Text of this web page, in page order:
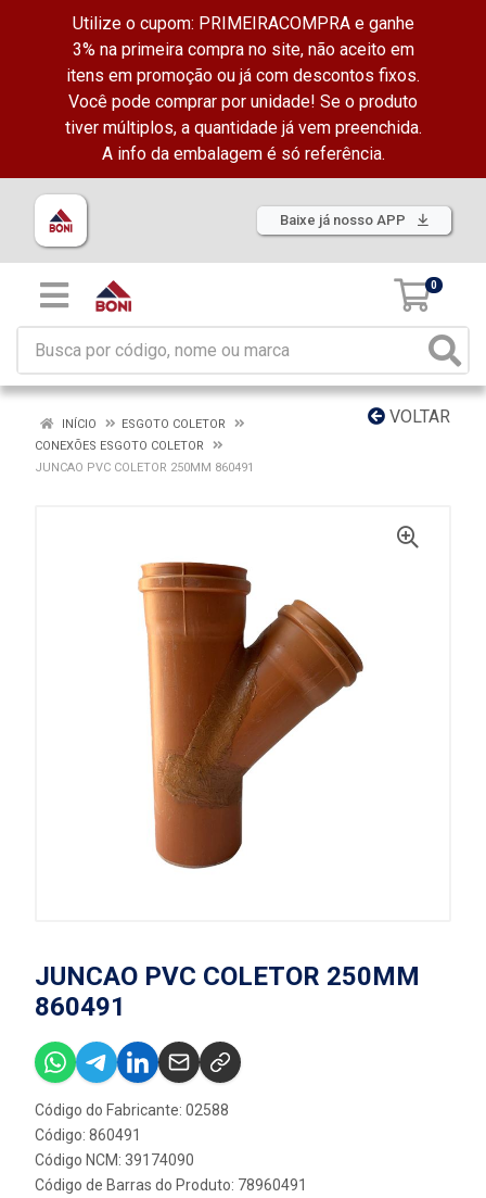
Utilize o cupom: PRIMEIRACOMPRA e ganhe
3% na primeira compra no site, não aceito em
itens em promoção ou já com descontos fixos.
Você pode comprar por unidade! Se o produto
tiver múltiplos, a quantidade já vem preenchida.
A info da embalagem é só referência.
Baixe já nosso APP
0
VOLTAR
INÍCIO
ESGOTO COLETOR
CONEXÕES ESGOTO COLETOR
JUNCAO PVC COLETOR 250MM 860491
JUNCAO PVC COLETOR 250MM
860491
Código do Fabricante: 02588
Código: 860491
Código NCM: 39174090
Código de Barras do Produto: 78960491